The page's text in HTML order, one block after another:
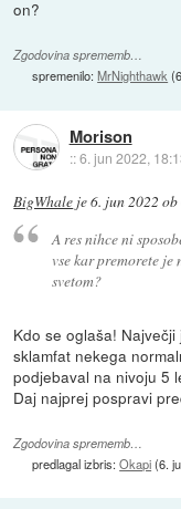
on?
Zgodovina sprememb…
spremenilo:MrNighthawk(
Morison
::6. jun 2022,
BigWhale je6. jun 2022
A res nihce ni
vse kar premorete
svetom?
Kdo se oglaša!
sklamfat nekega
podjebaval na nivoju 5
Daj najprej pospravi
Zgodovina sprememb…
predlagal izbris:Okapi(6.